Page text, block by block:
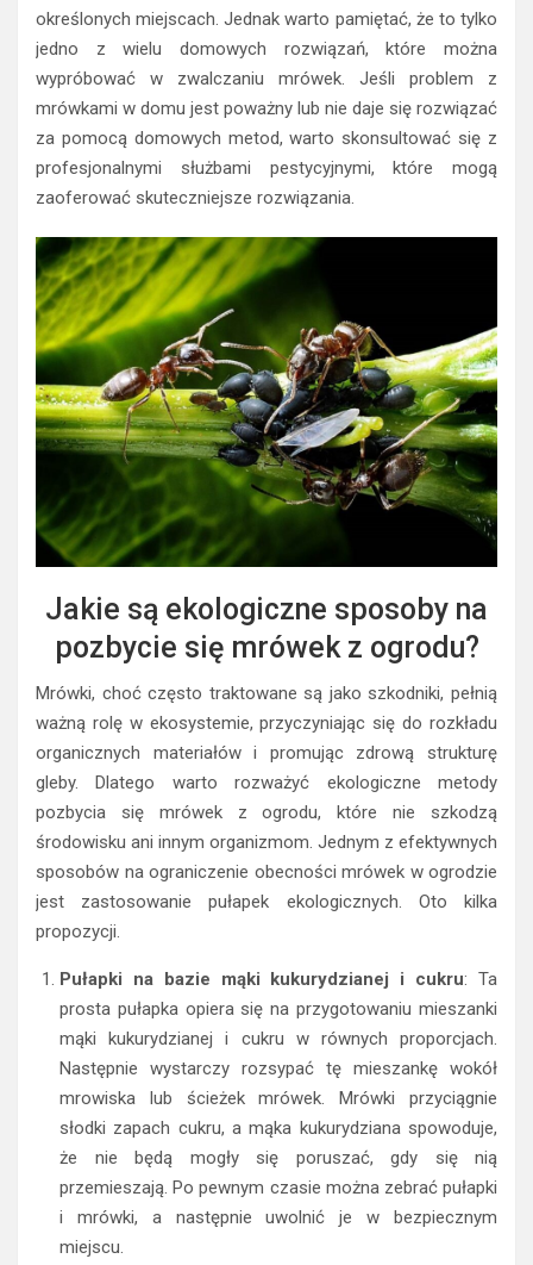
określonych miejscach. Jednak warto pamiętać, że to tylko
jedno z wielu domowych rozwiązań, które można
wypróbować w zwalczaniu mrówek. Jeśli problem z
mrówkami w domu jest poważny lub nie daje się rozwiązać
za pomocą domowych metod, warto skonsultować się z
profesjonalnymi służbami pestycyjnymi, które mogą
zaoferować skuteczniejsze rozwiązania.
Jakie są ekologiczne sposoby na
pozbycie się mrówek z ogrodu?
Mrówki, choć często traktowane są jako szkodniki, pełnią
ważną rolę w ekosystemie, przyczyniając się do rozkładu
organicznych materiałów i promując zdrową strukturę
gleby. Dlatego warto rozważyć ekologiczne metody
pozbycia się mrówek z ogrodu, które nie szkodzą
środowisku ani innym organizmom. Jednym z efektywnych
sposobów na ograniczenie obecności mrówek w ogrodzie
jest zastosowanie pułapek ekologicznych. Oto kilka
propozycji.
Pułapki na bazie mąki kukurydzianej i cukru: Ta
prosta pułapka opiera się na przygotowaniu mieszanki
mąki kukurydzianej i cukru w równych proporcjach.
Następnie wystarczy rozsypać tę mieszankę wokół
mrowiska lub ścieżek mrówek. Mrówki przyciągnie
słodki zapach cukru, a mąka kukurydziana spowoduje,
że nie będą mogły się poruszać, gdy się nią
przemieszają. Po pewnym czasie można zebrać pułapki
i mrówki, a następnie uwolnić je w bezpiecznym
miejscu.